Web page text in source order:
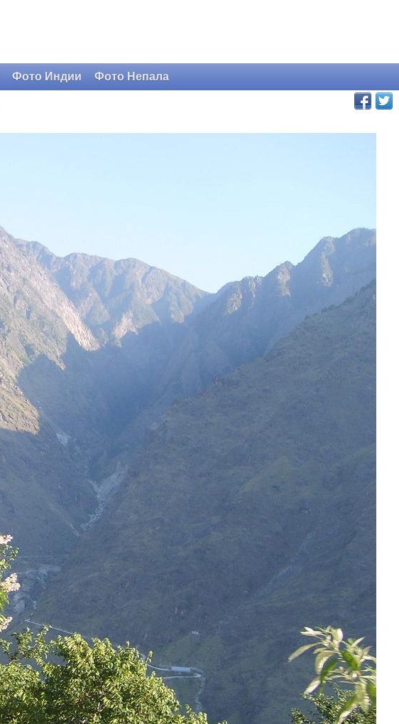
Фото Индии Фото Непала